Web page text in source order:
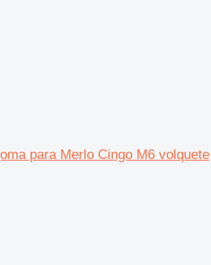
para Merlo Cingo M6 volquete